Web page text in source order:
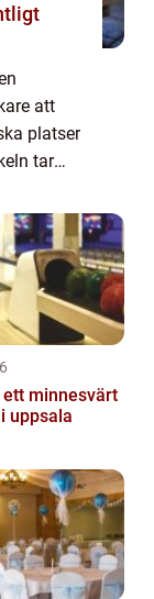
att
platser
tar
En ö...
minnesvärt
uppsala